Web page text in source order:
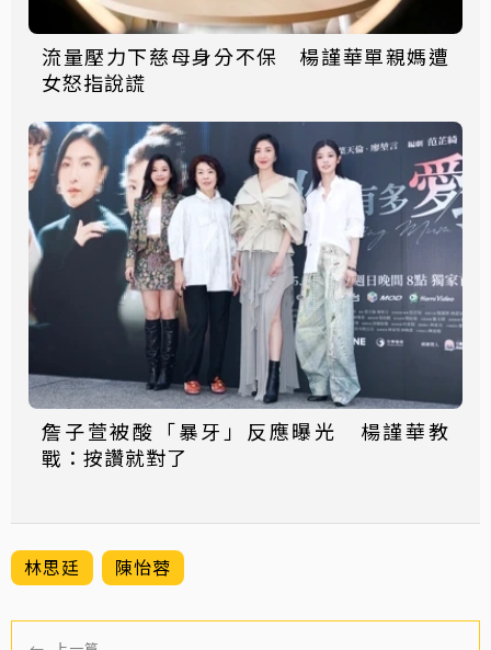
流量壓力下慈母身分不保 楊謹華單親媽遭
女怒指說謊
詹子萱被酸「暴牙」反應曝光 楊謹華教
戰：按讚就對了
林思廷 陳怡蓉